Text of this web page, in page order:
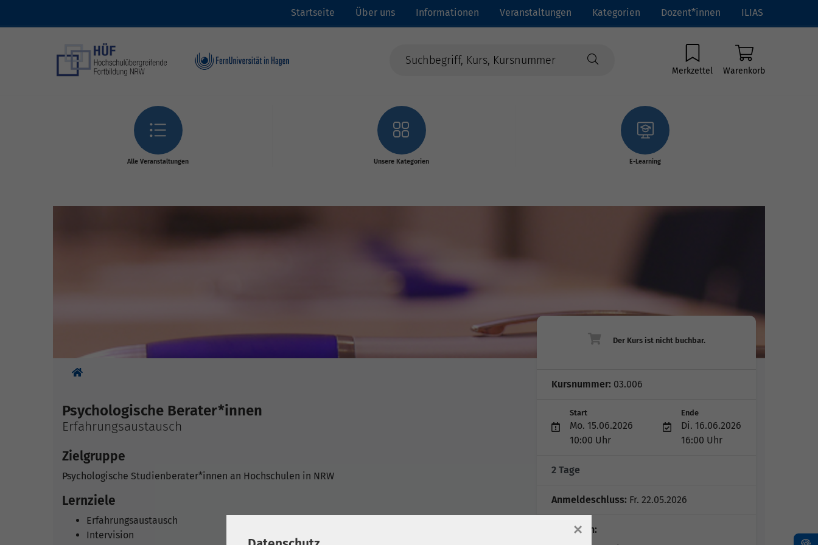
Startseite Über uns Informationen Veranstaltungen Kategorien Dozent*innen ILIAS
Merkzettel Warenkorb
Alle Veranstaltungen Unsere Kategorien E-Learning
Psychologische Berater*innen
Erfahrungsaustausch
Zielgruppe
Psychologische Studienberater*innen an Hochschulen in NRW
Lernziele
Erfahrungsaustausch
Intervision
Kursnummer: 03.006
Start
Mo. 15.06.2026
10:00 Uhr
Ende
Di. 16.06.2026
16:00 Uhr
2 Tage
Anmeldeschluss: Fr. 22.05.2026
Dozent*in:
×